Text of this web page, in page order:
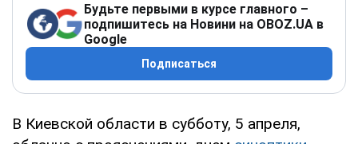
Будьте первыми в курсе главного –
подпишитесь на Новини на OBOZ.UA в
Google
Подписаться
В Киевской области в субботу, 5 апреля,